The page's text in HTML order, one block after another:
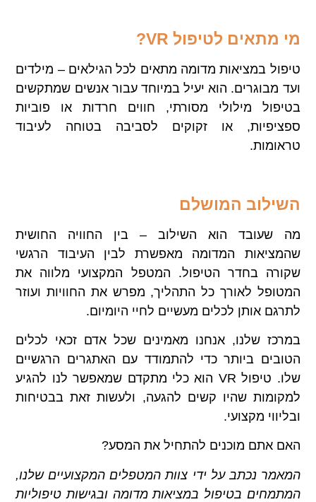
מי מתאים לטיפול
טיפול במציאות מדומה מתאים לכל הגילאים – מילדים
ועד מבוגרים. הוא יעיל במיוחד עבור אנשים שמתקשים
בטיפול מילולי מסורתי, חווים חרדות או פוביות
ספציפיות, או זקוקים לסביבה בטוחה לעיבוד
טראומות.
השילוב המושלם
מה שעובד הוא השילוב – בין החוויה החושית
שהמציאות המדומה מאפשרת לבין העיבוד הרגשי
שקורה בחדר הטיפול. המטפל המקצועי מלווה את
המטופל לאורך כל התהליך, מפרש את החוויות ועוזר
לתרגם אותן לכלים מעשיים לחיי היומיום.
במרכז שלנו, אנחנו מאמינים שכל אדם זכאי לכלים
הטובים ביותר כדי להתמודד עם האתגרים הרגשיים
שלו. טיפול VR הוא כלי מתקדם שמאפשר לנו להגיע
למקומות שהיו קשים להגעה, ולעשות זאת בבטיחות
ובליווי מקצועי.
האם אתם מוכנים להתחיל את המסע?
המאמר נכתב על ידי צוות המטפלים המקצועיים שלנו,
המתמחים בטיפול במציאות מדומה ובגישות טיפוליות